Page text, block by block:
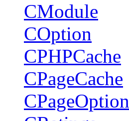
CModule
COption
CPHPCache
CPageCache
CPageOption